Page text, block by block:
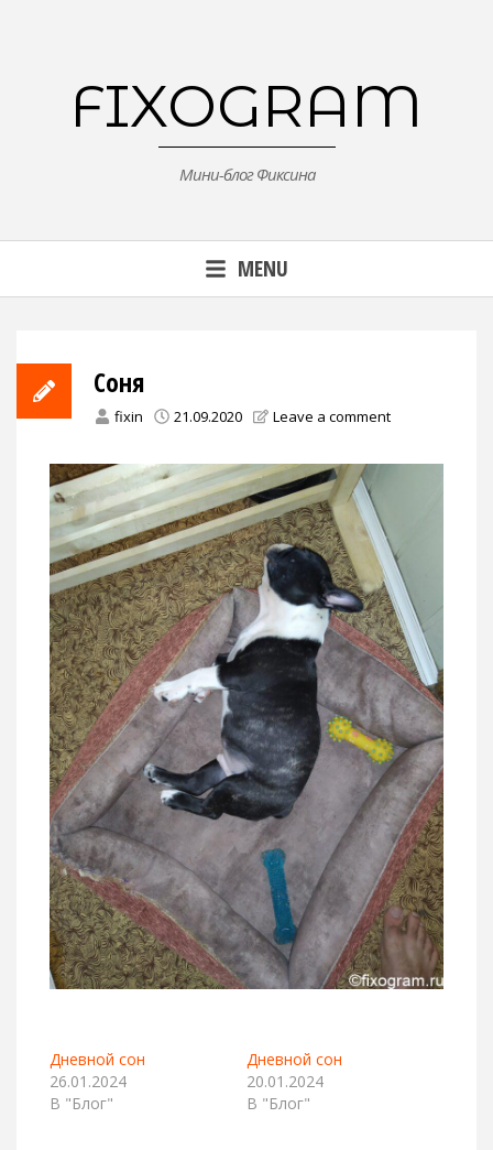
FIXOGRAM
Мини-блог Фиксина
MENU
Соня
fixin 21.09.2020 Leave a comment
Дневной сон
26.01.2024
В "Блог"
Дневной сон
20.01.2024
В "Блог"